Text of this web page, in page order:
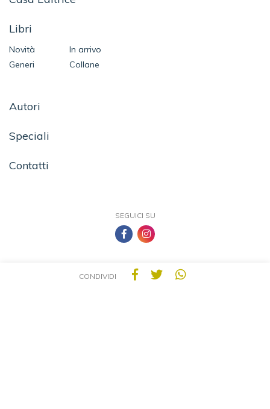
CONDIVIDI
Libri
Novità
In arrivo
Generi
Collane
Autori
Speciali
Contatti
SEGUICI SU